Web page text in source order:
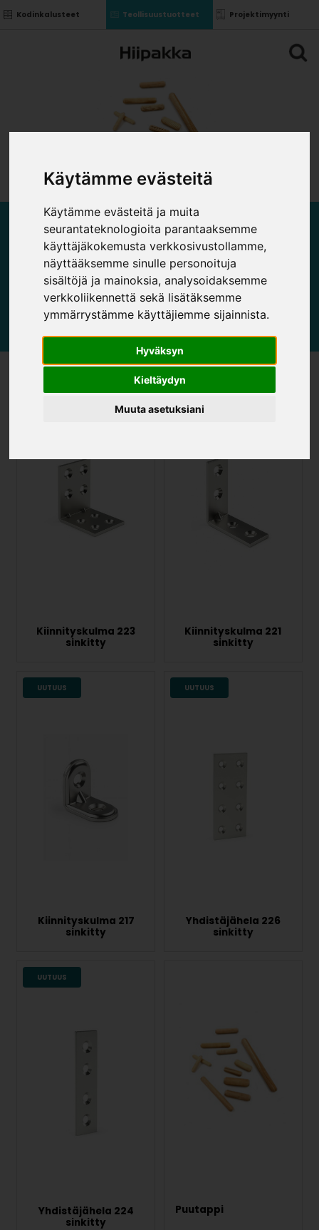
Käytämme evästeitä
Käytämme evästeitä ja muita
seurantateknologioita parantaaksemme
käyttäjäkokemusta verkkosivustollamme,
näyttääksemme sinulle personoituja
sisältöjä ja mainoksia, analysoidaksemme
verkkoliikennettä sekä lisätäksemme
ymmärrystämme käyttäjiemme sijainnista.
Hyväksyn
Kieltäydyn
Muuta asetuksiani
Kodinkalusteet Teollisuustuotteet Projektimyynti
KASAUSHELAT JA KULMAT
Kiinnityskulma 223
sinkitty
Kiinnityskulma 221
sinkitty
UUTUUS
Kiinnityskulma 217
sinkitty
UUTUUS
Yhdistäjähela 226
sinkitty
UUTUUS
Yhdistäjähela 224
sinkitty
Puutappi